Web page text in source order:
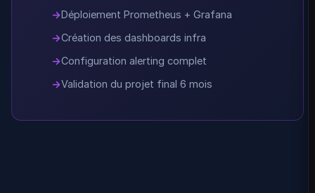
Déploiement Prometheus + Grafana
Création des dashboards infra
Configuration alerting complet
Validation du projet final 6 mois